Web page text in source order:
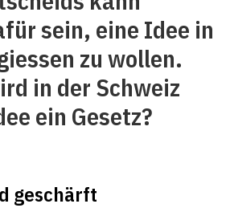
sein, eine Idee in
zu wollen.
in der Schweiz
ein Gesetz?
geschärft